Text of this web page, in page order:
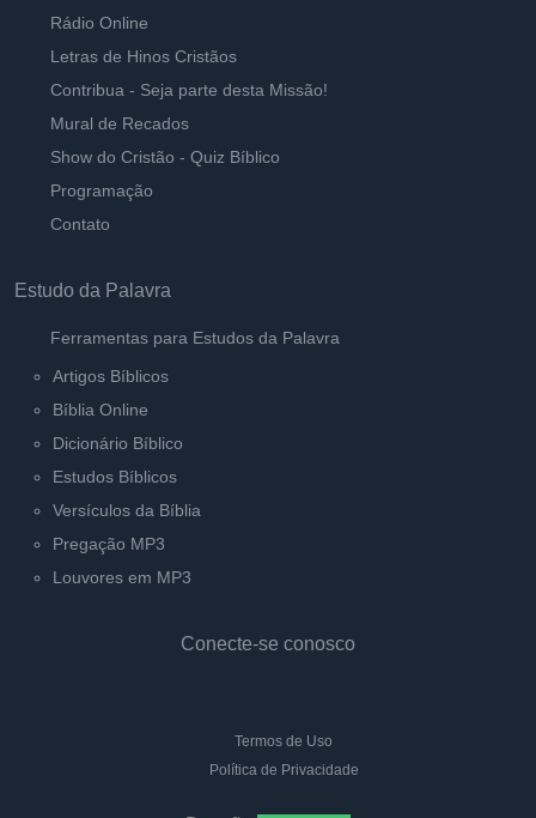
Rádio Online
Letras de Hinos Cristãos
Contribua - Seja parte desta Missão!
Mural de Recados
Show do Cristão - Quiz Bíblico
Programação
Contato
Estudo da Palavra
Ferramentas para Estudos da Palavra
Artigos Bíblicos
Bíblia Online
Dicionário Bíblico
Estudos Bíblicos
Versículos da Bíblia
Pregação MP3
Louvores em MP3
Conecte-se conosco
Termos de Uso
Política de Privacidade